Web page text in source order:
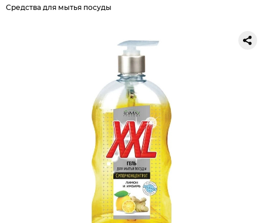
Средства для мытья посуды